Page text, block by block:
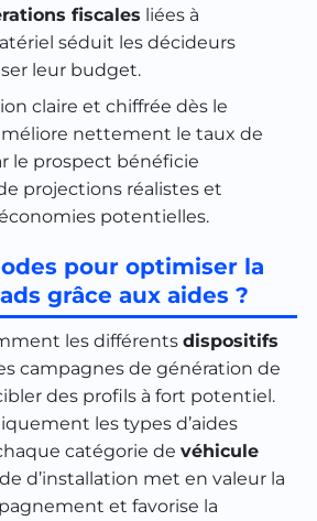
fiscales liées à
séduit les décideurs
leur budget.
claire et chiffrée dès le
nettement le taux de
le prospect bénéficie
projections réalistes et
potentielles.
pour optimiser la
grâce aux aides ?
les différents dispositifs
campagnes de génération de
des profils à fort potentiel.
les types d’aides
catégorie de véhicule
d’installation met en valeur la
et favorise la